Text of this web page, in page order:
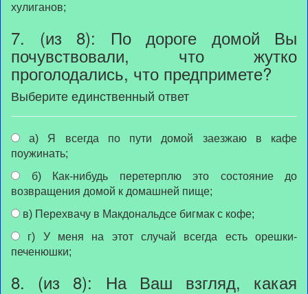
хулиганов;
7. (из 8): По дороге домой Вы
почувствовали, что жутко
проголодались, что предпримете?
Выберите единственный ответ
а) Я всегда по пути домой заезжаю в кафе
поужинать;
б) Как-нибудь перетерплю это состояние до
возвращения домой к домашней пище;
в) Перехвачу в Макдональдсе бигмак с кофе;
г) У меня на этот случай всегда есть орешки-
печенюшки;
8. (из 8): На Ваш взгляд, какая